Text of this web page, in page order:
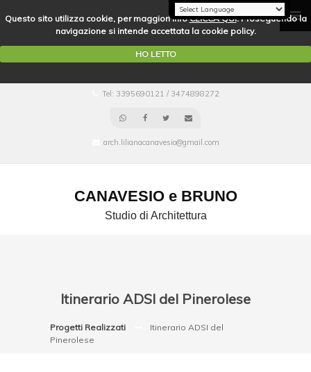
Questo sito utilizza cookie, per maggiori infoCLICCA QUI. Proseguendo la
navigazione si intende accettata la cookie policy.
HO LETTO
Tel: 3395690121 / 3474898272
arch.lilianacanavesio@gmail.com
CANAVESIO e BRUNO
Studio di Architettura
Itinerario ADSI del Pinerolese
Progetti Realizzati
Itinerario ADSI del
Pinerolese